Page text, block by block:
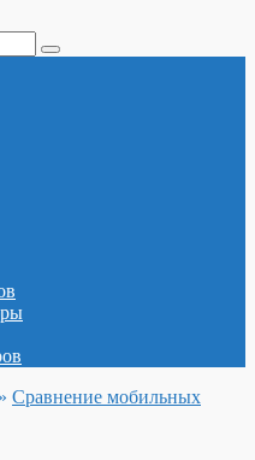
» Сравнение мобильных